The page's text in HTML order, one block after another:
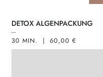
DETOX ALGENPACKUNG
30 MIN. | 60,00 €